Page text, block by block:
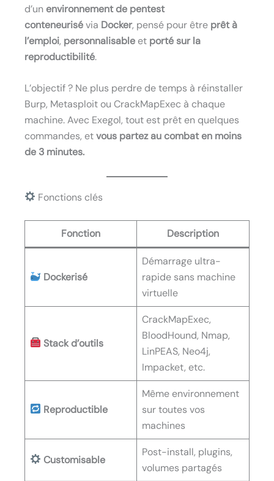
d’unenvironnement de pentest
conteneurisévia Docker, pensé pour être prêt à
l’emploi, personnalisable et porté sur la
reproductibilité.
L’objectif ? Ne plus perdre de temps à réinstaller
Burp, Metasploit ou CrackMapExec à chaque
machine. Avec Exegol, tout est prêt en quelques
commandes, etvous partez au combat en moins
de 3 minutes.
Fonctions clés
Fonction Description
Dockerisé
Démarrage ultra-
rapide sans machine
virtuelle
Stack d’outils
CrackMapExec,
BloodHound, Nmap,
LinPEAS, Neo4j,
Impacket, etc.
Reproductible
Même environnement
sur toutes vos
machines
Customisable
Post-install, plugins,
volumes partagés